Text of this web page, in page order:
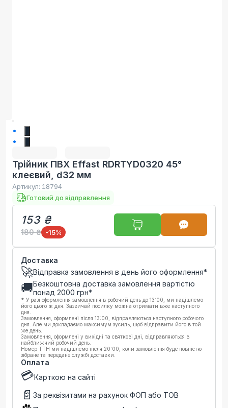
Трійник ПВХ Effast RDRTYD0320 45°
клеєвий, d32 мм
Артикул: 18794
Готовий до відправлення
153 ₴
180 ₴ -15%
Доставка
🚀Відправка замовлення в день його оформлення*
🚚Безкоштовна доставка замовлення вартістю
понад 2000 грн*
* У разі оформлення замовлення в робочий день до 13:00, ми надішлемо
його цього ж дня. Зазвичай посилку можна отримати вже наступного
дня.
Замовлення, оформлені після 13:00, відправляються наступного робочого
дня. Але ми докладаємо максимум зусиль, щоб відправити його в той
же день.
Замовлення, оформлені у вихідні та святкові дні, відправляються в
найближчий робочий день.
Номер ТТН ми надішлемо після 20:00, коли замовлення буде повністю
зібране та передане службі доставки.
Оплата
💳Карткою на сайті
📄 За реквізитами на рахунок ФОП або ТОВ